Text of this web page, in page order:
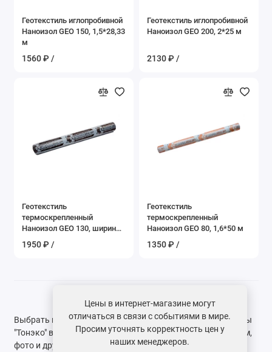
Геотекстиль иглопробивной
Наноизол GEO 150, 1,5*28,33
м
1560 ₽ /
Геотекстиль иглопробивной
Наноизол GEO 200, 2*25 м
2130 ₽ /
Геотекстиль
термоскрепленный
Наноизол GEO 130, ширина
1950 ₽ /
Геотекстиль
термоскрепленный
Наноизол GEO 80, 1,6*50 м
1350 ₽ /
Выбрать и купить Геотекстиль в интернет-магазине фирмы
"Тонэко" вам поможет информация по размеру, весу, ценам,
фото и другим характеристикам в каталоге товаров.
Цены в интернет-магазине могут
отличаться в связи с событиями в мире.
Просим уточнять корректность цен у
наших менеджеров.